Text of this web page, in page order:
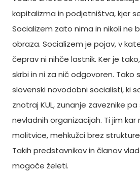
kapitalizma in podjetništva, kjer
Socializem zato nima in nikoli ne
obraza. Socializem je pojav, v
čeprav ni nihče lastnik. Ker je
skrbi in ni za nič odgovoren. Tako
slovenski novodobni socialisti, ki
znotraj KUL, zunanje zaveznike
nevladnih organizacijah. Ti jim kar
molitvice, mehkužci brez
Takih predstavnikov in članov
mogoče želeti.